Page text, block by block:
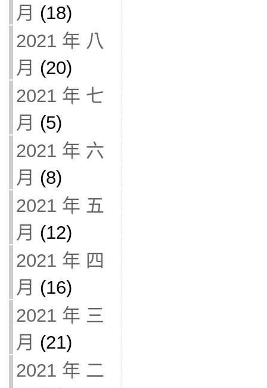
月 (18)
2021 年 八
月 (20)
2021 年 七
月 (5)
2021 年 六
月 (8)
2021 年 五
月 (12)
2021 年 四
月 (16)
2021 年 三
月 (21)
2021 年 二